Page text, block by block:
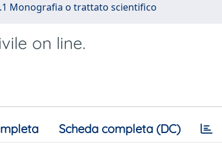
Monografia o trattato scientifico
on line.
Scheda completa (DC)